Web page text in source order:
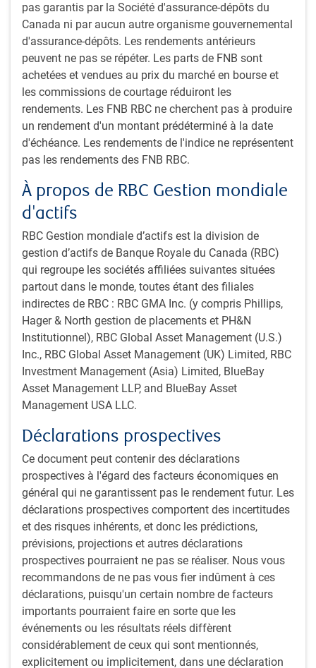
pas garantis par la Société d'assurance-dépôts du
Canada ni par aucun autre organisme gouvernemental
d'assurance-dépôts. Les rendements antérieurs
peuvent ne pas se répéter. Les parts de FNB sont
achetées et vendues au prix du marché en bourse et
les commissions de courtage réduiront les
rendements. Les FNB RBC ne cherchent pas à produire
un rendement d'un montant prédéterminé à la date
d'échéance. Les rendements de l'indice ne représentent
pas les rendements des FNB RBC.
À propos de RBC Gestion mondiale
d'actifs
RBC Gestion mondiale d’actifs est la division de
gestion d’actifs de Banque Royale du Canada (RBC)
qui regroupe les sociétés affiliées suivantes situées
partout dans le monde, toutes étant des filiales
indirectes de RBC : RBC GMA Inc. (y compris Phillips,
Hager & North gestion de placements et PH&N
Institutionnel), RBC Global Asset Management (U.S.)
Inc., RBC Global Asset Management (UK) Limited, RBC
Investment Management (Asia) Limited, BlueBay
Asset Management LLP, and BlueBay Asset
Management USA LLC.
Déclarations prospectives
Ce document peut contenir des déclarations
prospectives à l'égard des facteurs économiques en
général qui ne garantissent pas le rendement futur. Les
déclarations prospectives comportent des incertitudes
et des risques inhérents, et donc les prédictions,
prévisions, projections et autres déclarations
prospectives pourraient ne pas se réaliser. Nous vous
recommandons de ne pas vous fier indûment à ces
déclarations, puisqu'un certain nombre de facteurs
importants pourraient faire en sorte que les
événements ou les résultats réels diffèrent
considérablement de ceux qui sont mentionnés,
explicitement ou implicitement, dans une déclaration
Repérage des occasions : L’équipe repère des occasions
de placement intéressantes qui présentent un profil
risque-rendement favorable en analysant les stratégies
d’après trois indicateurs : données économiques
fondamentales, valorisation et confiance/technique.
Communications, coordination et analyse de la valeur
relative : La taille d’une position dépend de la solidité et
de la constance des données recueillies au moyen de la
communication, de la coordination et de l’analyse de la
de fonds découlant de ses propres recherches et des
données obtenues auprès des spécialistes de la
stratégie. L’équipe adopte une approche globale fondée
sur le risque qui comprend une analyse du risque de
baisse basée sur des critères environnement, société et
gouvernance (ESG) pour les types de placements
applicables*.
Élaboration du portefeuille : Une fois que l’équipe a
trouvé les bonnes stratégies, elle les analyse dans le
contexte d’un portefeuille, afin de conserver les
meilleures, soit celles qui selon les perspectives de
l’équipe, ont la capacité de générer des rendements
prévisibles et stables, tout en atténuant le risque de
baisse.
suivis quotidiennement pour vérifier que les stratégies
donnent les résultats escomptés.
*Certaines stratégies de placement ou catégories d’actif n’intègrent pas les
critères ESG ; il s’agit, entre autres, des stratégies axées sur le marché
monétaire, des stratégies passives et de certaines stratégies dont un tiers est
le sous-conseiller.
Élaboration du portefeuille
L’équipe élabore les portefeuilles en suivant un
processus constant et reproductible, avec l’aide de
nombreux membres de l’équipe Titres à revenu fixe
PH&N.
L’équipe recourt à une approche multistratégie, ce qui
signifie que le portefeuille est composé de différentes